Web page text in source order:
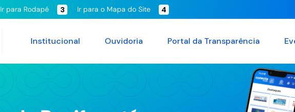
Ir para Rodapé 3 Ir para o Mapa do Site 4
Institucional Ouvidoria Portal da Transparência